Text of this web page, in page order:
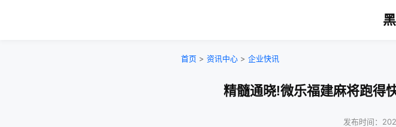
首页 > 资讯中心 > 企业快讯
精髓通晓!微乐福建麻将跑得
发布时间：